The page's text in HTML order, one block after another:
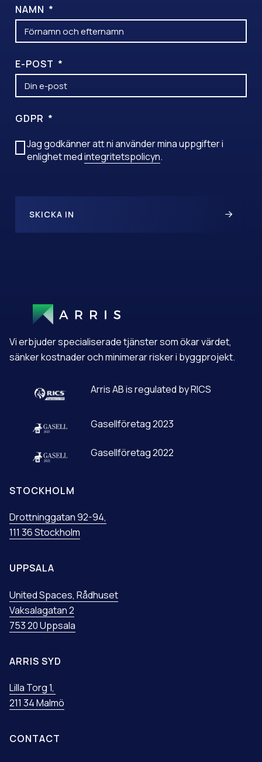
NAMN
E-POST
GDPR
Jag godkänner att ni använder mina uppgifter i
enlighet medintegritetspolicyn.
SKICKA IN
I
V
Vi erbjuder specialiserade tjänster som ökar värdet,
sänker kostnader och minimerar risker i byggprojekt.
Arris AB is regulated by RICS
Gasellföretag 2023
Gasellföretag 2022
STOCKHOLM
Drottninggatan 92-94,
111 36 Stockholm
UPPSALA
United Spaces, Rådhuset
Vaksalagatan 2
753 20 Uppsala
ARRIS SYD
Lilla Torg 1,
211 34 Malmö
CONTACT